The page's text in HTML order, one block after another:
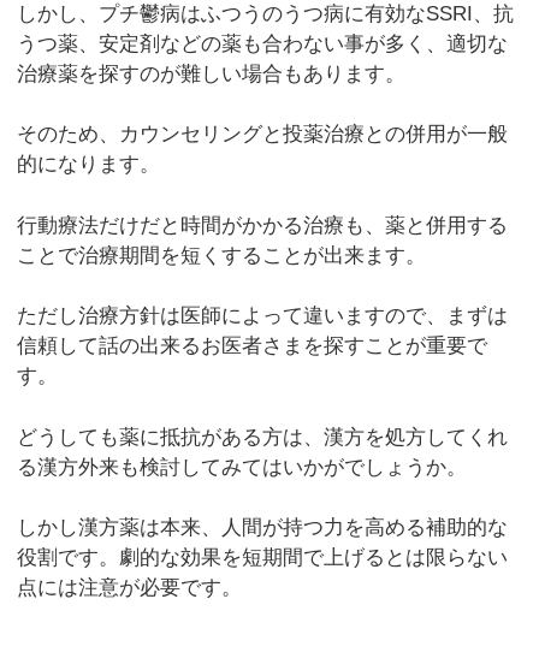
しかし、プチ鬱病はふつうのうつ病に有効なSSRI、抗
うつ薬、安定剤などの薬も合わない事が多く、適切な
治療薬を探すのが難しい場合もあります。
そのため、カウンセリングと投薬治療との併用が一般
的になります。
行動療法だけだと時間がかかる治療も、薬と併用する
ことで治療期間を短くすることが出来ます。
ただし治療方針は医師によって違いますので、まずは
信頼して話の出来るお医者さまを探すことが重要で
す。
どうしても薬に抵抗がある方は、漢方を処方してくれ
る漢方外来も検討してみてはいかがでしょうか。
しかし漢方薬は本来、人間が持つ力を高める補助的な
役割です。劇的な効果を短期間で上げるとは限らない
点には注意が必要です。